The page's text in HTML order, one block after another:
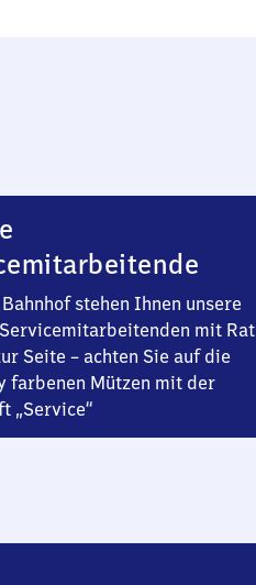
stehen Ihnen unsere
mit Rat
Seite – achten Sie auf die
farbenen Mützen mit der
„Service“